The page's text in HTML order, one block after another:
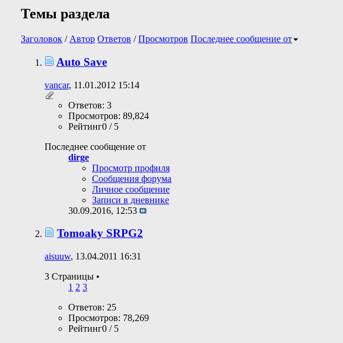
Темы раздела
Заголовок / Автор Ответов /Просмотров Последнее сообщение от
Auto Save
vancar, 11.01.2012 15:14
Ответов: 3
Просмотров: 89,824
Рейтинг0 / 5
Последнее сообщение от
dirge
Просмотр профиля
Сообщения форума
Личное сообщение
Записи в дневнике
30.09.2016, 12:53
Tomoaky SRPG2
aisuuw, 13.04.2011 16:31
3 Страницы •
1 2 3
Ответов: 25
Просмотров: 78,269
Рейтинг0 / 5